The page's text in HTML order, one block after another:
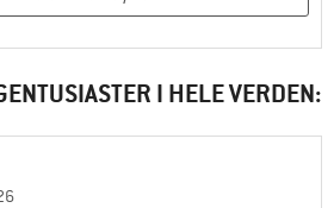
I HELE VERDEN: